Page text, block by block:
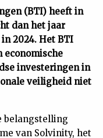
(BTI) heeft in
dan het jaar
2024. Het BTI
economische
investeringen in
veiligheid niet
belangstelling
van Solvinity, het